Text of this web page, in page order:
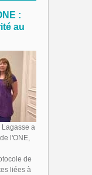
:
au
Lagasse a
l'ONE,
de
liées à